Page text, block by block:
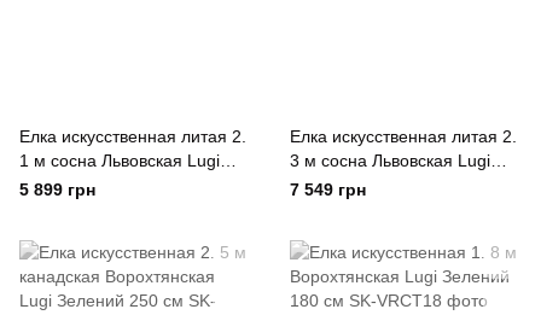
Елка искусственная литая 2.
1 м сосна Львовская Lugi
Зелений 210 см
5 899 грн
Елка искусственная литая 2.
3 м сосна Львовская Lugi
Зелений 230 см
7 549 грн